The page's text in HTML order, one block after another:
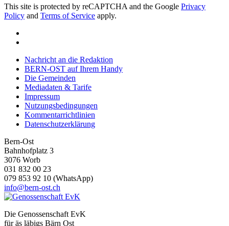
This site is protected by reCAPTCHA and the Google Privacy
Policy and Terms of Service apply.
Nachricht an die Redaktion
BERN-OST auf Ihrem Handy
Die Gemeinden
Mediadaten & Tarife
Impressum
Nutzungsbedingungen
Kommentarrichtlinien
Datenschutzerklärung
Bern-Ost
Bahnhofplatz 3
3076 Worb
031 832 00 23
079 853 92 10 (WhatsApp)
info@bern-ost.ch
Die Genossenschaft EvK
für äs läbigs Bärn Ost